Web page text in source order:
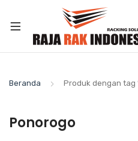
Beranda Produk dengan tag
Ponorogo